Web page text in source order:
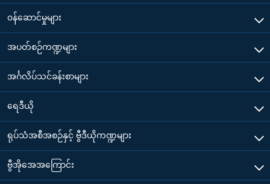
၀န်ဆောင်မှုများ
အပတ်စဉ်ကဏ္ဍများ
အင်္ဂလိပ်သင်ခန်းစာများ
ရေဒီယို
ရုပ်သံအစီအစဉ်နှင့် ဗွီဒီယိုကဏ္ဍများ
ဗွီအိုအေအကြောင်း